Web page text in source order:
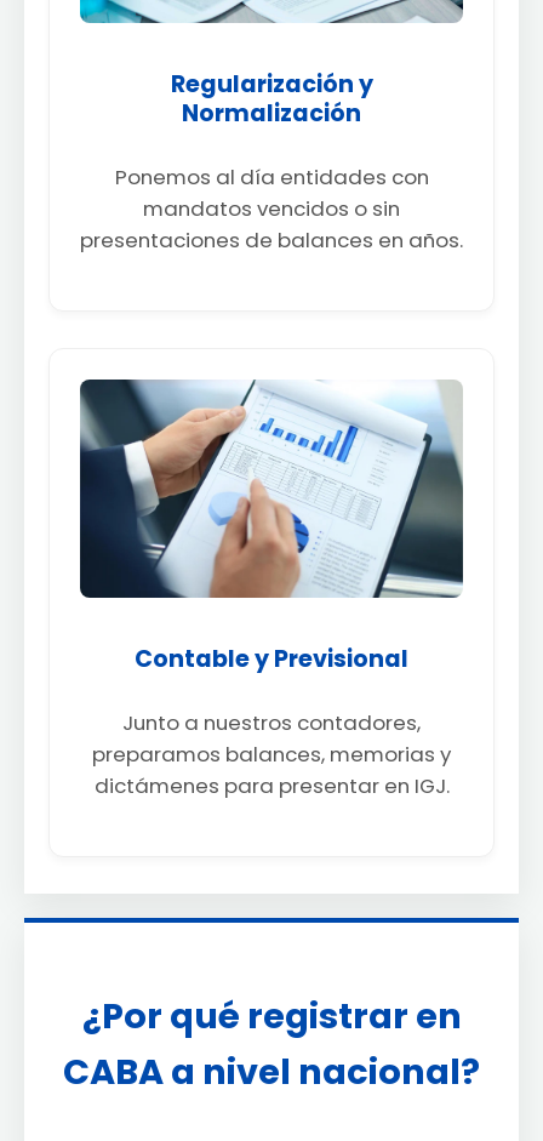
Regularización y
Normalización
Ponemos al día entidades con
mandatos vencidos o sin
presentaciones de balances en años.
Contable y Previsional
Junto a nuestros contadores,
preparamos balances, memorias y
dictámenes para presentar en IGJ.
¿Por qué registrar en
CABA a nivel nacional?